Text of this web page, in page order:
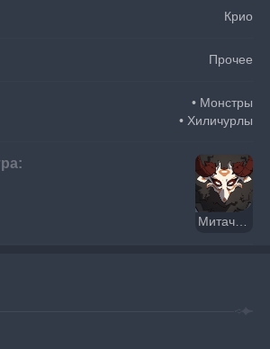
Крио
Прочее
• Монстры
• Хиличурлы
Митачурл с ледяным щитом